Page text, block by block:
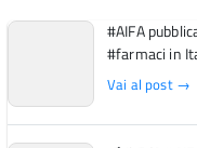
#AIFA
#farmaci in
Vai al post →